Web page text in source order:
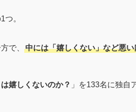
つ。
で、 中には「嬉しくない」など悪
嬉しくないのか？ 」を133名に独自